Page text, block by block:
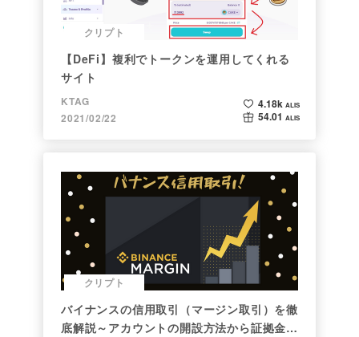
クリプト
【DeFi】複利でトークンを運用してくれる
サイト
KTAG
2021/02/22
4.18k ALIS
54.01 ALIS
クリプト
バイナンスの信用取引（マージン取引）を徹
底解説～アカウントの開設方法から証拠金計